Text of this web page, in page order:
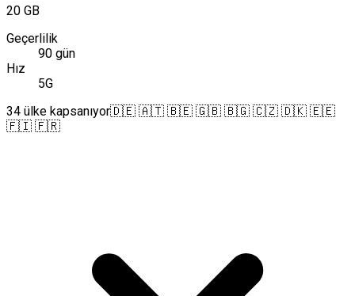
20 GB
Geçerlilik
90 gün
Hız
5G
34 ülke kapsanıyor🇩🇪 🇦🇹 🇧🇪 🇬🇧 🇧🇬 🇨🇿 🇩🇰 🇪🇪
🇫🇮 🇫🇷